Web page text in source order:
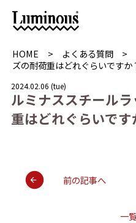
HOME よくある質問
ズの耐荷重はどれぐらいですか
2024.02.06 (tue)
ルミナススチールラ
重はどれぐらいです
前の記事へ
一